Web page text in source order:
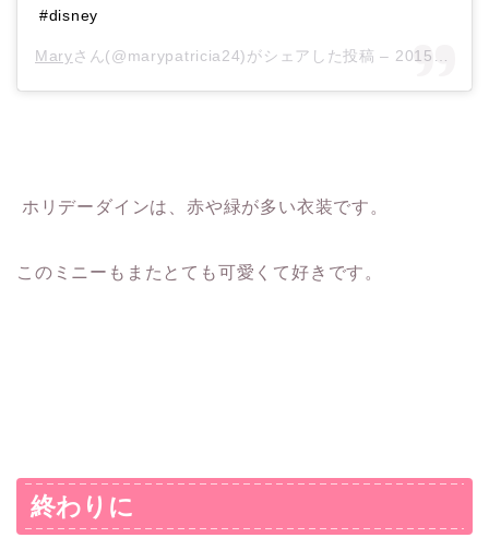
#disney
Maryさん(@marypatricia24)がシェアした投稿 – 2015年12月月3日午前11時34分PST
ホリデーダインは、赤や緑が多い衣装です。
このミニーもまたとても可愛くて好きです。
終わりに